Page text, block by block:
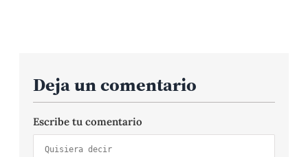
Deja un comentario
Escribe tu comentario